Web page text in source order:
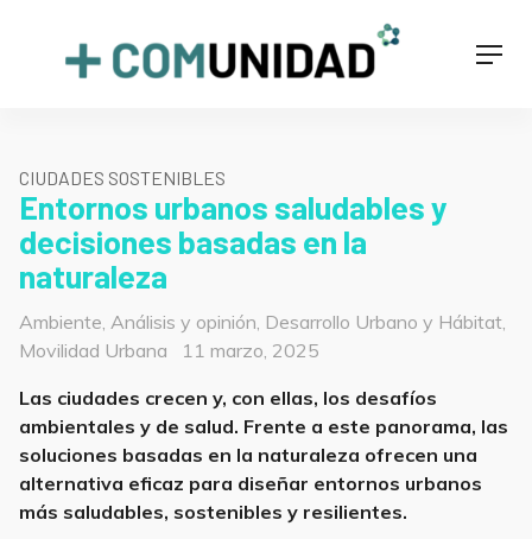
+COMUNIDAD
CIUDADES SOSTENIBLES
Entornos urbanos saludables y
decisiones basadas en la
naturaleza
Categorías
Ambiente, Análisis y opinión, Desarrollo Urbano y Hábitat,
Movilidad Urbana
Posted
11 marzo, 2025
Las ciudades crecen y, con ellas, los desafíos
ambientales y de salud. Frente a este panorama, las
soluciones basadas en la naturaleza ofrecen una
alternativa eficaz para diseñar entornos urbanos
más saludables, sostenibles y resilientes.